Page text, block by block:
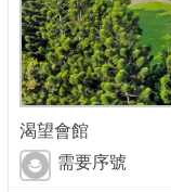
渴望會館
需要序號